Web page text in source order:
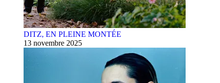
DITZ, EN PLEINE MONTÉE
13 novembre 2025